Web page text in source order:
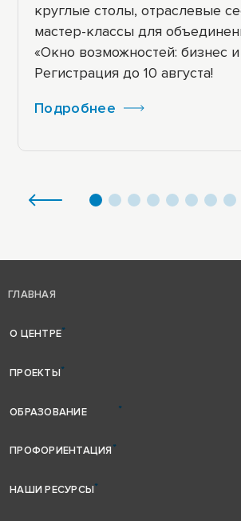
круглые столы, отраслевые
мастер-классы для
«Окно возможностей: бизнес
Регистрация до 10 августа!
Подробнее
ГЛАВНАЯ
О ЦЕНТРЕ
ПРОЕКТЫ
ОБРАЗОВАНИЕ
ПРОФОРИЕНТАЦИЯ
НАШИ РЕСУРСЫ